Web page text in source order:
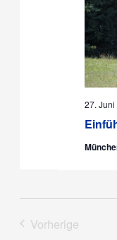
27. Juni
Vorherige